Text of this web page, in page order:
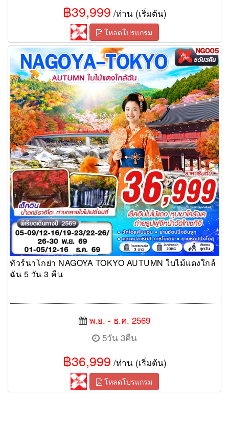
฿39,999 /ท่าน (เริ่มต้น)
โหลดโปรแกรม
ทัวร์นาโกย่า NAGOYA TOKYO AUTUMN ใบไม้แดงใกล้ฉัน 5 วัน 3
คืน
ทัวร์นาโกย่า NAGOYA TOKYO AUTUMN ใบไม้แดงใกล้
ฉัน 5 วัน 3 คืน
พ.ย. - ธ.ค. 2569
5วัน 3คืน
฿36,999 /ท่าน (เริ่มต้น)
โหลดโปรแกรม